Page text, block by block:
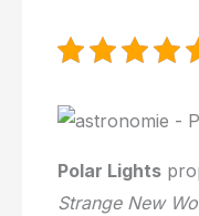
Polar Lights
Strange New